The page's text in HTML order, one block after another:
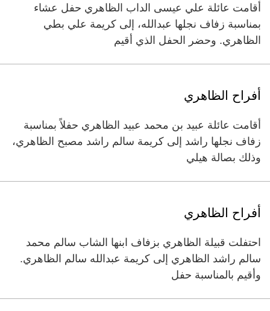
أقامت عائلة علي عيسى الداب الظاهري حفل عشاء
بمناسبة زفاف نجلها عبدالله، إلى كريمة علي بطي
الظاهري. وحضر الحفل الذي أقيم
أفراح الظاهري
أقامت عائلة عبيد بن محمد عبيد الظاهري حفلاً بمناسبة
زفاف نجلها راشد إلى كريمة سالم راشد مصبح الظاهري،
وذلك بصالة هيلي
أفراح الظاهري
احتفلت قبيلة الظاهري بزفاف ابنها الشاب سالم محمد
سالم راشد الظاهري إلى كريمة عبدالله سالم الظاهري.
وأقيم بالمناسبة حفل